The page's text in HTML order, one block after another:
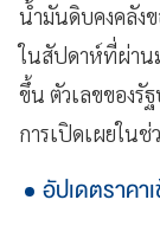
น้ำมันดิบคงคลัง
ในสัปดาห์ที่ผ่าน
ขึ้น ตัวเลขของรั
การเปิดเผยใน
อัปเดตราคา